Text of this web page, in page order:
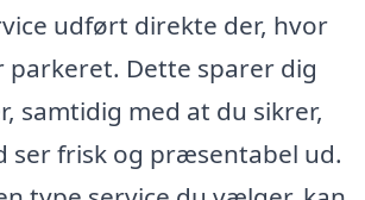
udført direkte der, hvor
parkeret. Dette sparer dig
samtidig med at du sikrer,
ser frisk og præsentabel ud.